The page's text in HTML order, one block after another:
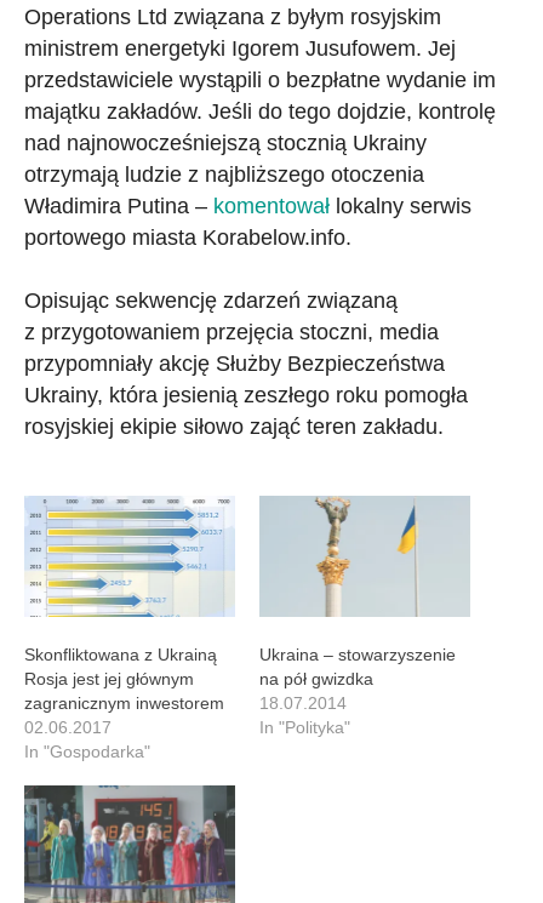
Operations Ltd związana z byłym rosyjskim
ministrem energetyki Igorem Jusufowem. Jej
przedstawiciele wystąpili o bezpłatne wydanie im
majątku zakładów. Jeśli do tego dojdzie, kontrolę
nad najnowocześniejszą stocznią Ukrainy
otrzymają ludzie z najbliższego otoczenia
Władimira Putina – komentował lokalny serwis
portowego miasta Korabelow.info.
Opisując sekwencję zdarzeń związaną
z przygotowaniem przejęcia stoczni, media
przypomniały akcję Służby Bezpieczeństwa
Ukrainy, która jesienią zeszłego roku pomogła
rosyjskiej ekipie siłowo zająć teren zakładu.
Skonfliktowana z Ukrainą
Rosja jest jej głównym
zagranicznym inwestorem
02.06.2017
In "Gospodarka"
Ukraina – stowarzyszenie
na pół gwizdka
18.07.2014
In "Polityka"